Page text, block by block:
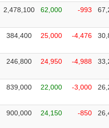
2,478,100 62,000 -993
384,400 25,000 -4,476
246,800 24,950 -4,988
839,000 22,000 -3,000
900,000 24,150 -850